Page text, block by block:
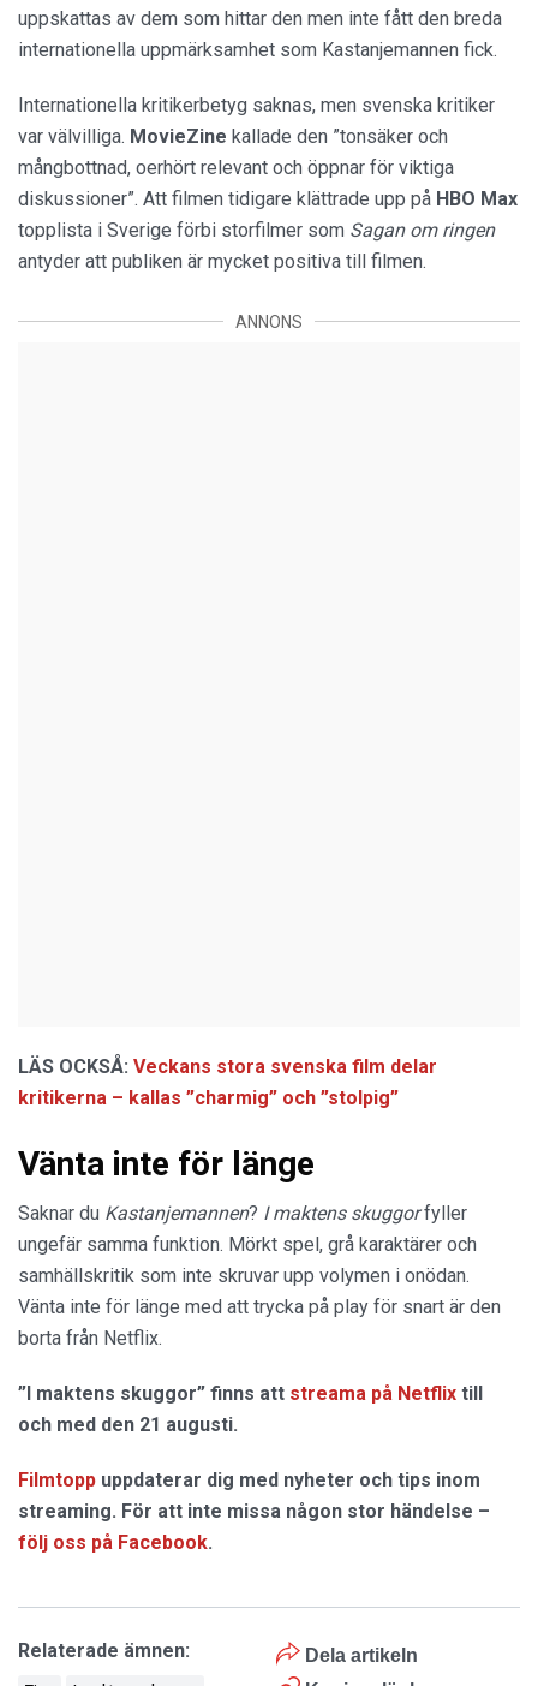
uppskattas av dem som hittar den men inte fått den breda
internationella uppmärksamhet som Kastanjemannen fick.
Internationella kritikerbetyg saknas, men svenska kritiker
var välvilliga. MovieZine kallade den ”tonsäker och
mångbottnad, oerhört relevant och öppnar för viktiga
diskussioner”. Att filmen tidigare klättrade upp på HBO Max
topplista i Sverige förbi storfilmer som Sagan om ringen
antyder att publiken är mycket positiva till filmen.
ANNONS
LÄS OCKSÅ: Veckans stora svenska film delar
kritikerna – kallas ”charmig” och ”stolpig”
Vänta inte för länge
Saknar du Kastanjemannen? I maktens skuggorfyller
ungefär samma funktion. Mörkt spel, grå karaktärer och
samhällskritik som inte skruvar upp volymen i onödan.
Vänta inte för länge med att trycka på play för snart är den
borta från Netflix.
”I maktens skuggor” finns att streama på Netflix till
och med den 21 augusti.
Filmtopp uppdaterar dig med nyheter och tips inom
streaming. För att inte missa någon stor händelse –
följ oss på Facebook.
Dela artikeln
Relaterade ämnen: